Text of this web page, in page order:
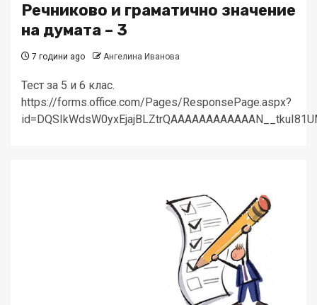
Речниково и граматично значение
на думата – 3
7 години ago Ангелина Иванова
Тест за 5 и 6 клас.
https://forms.office.com/Pages/ResponsePage.aspx?